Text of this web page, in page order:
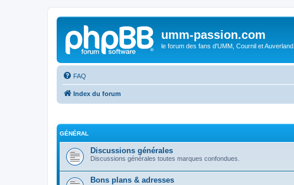
umm-passion.com
le forum des fans d'UMM, Cournil et Auverland
FAQ
Index du forum
GÉNÉRAL
Discussions générales
Discussions générales toutes marques confondues.
Bons plans & adresses